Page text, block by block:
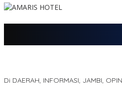
Di DAERAH, INFORMASI, JAMBI,